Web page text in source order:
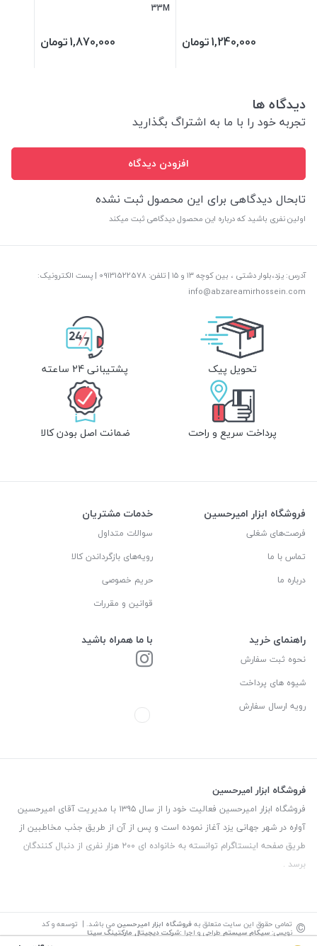
1,240,000تومان
33M
1,870,000تومان
دیدگاه ها
تجربه خود را با ما به اشتراگ بگذارید
افزودن دیدگاه
تابحال دیدگاهی برای این محصول ثبت نشده
اولین نفری باشید که درباره این محصول دیدگاهی ثبت میکند
آدرس: یزد،بلوار دشتی ، بین کوچه ۱۳ و ۱۵ | تلفن: ‎09131522578 | پست الکترونیک:
info@abzareamirhossein.com
تحویل پیک پشتیبانی 24 ساعته
پرداخت سریع و راحت ضمانت اصل بودن کالا
فروشگاه ابزار امیرحسین
فرصت‌های شغلی
تماس با ما
درباره ما
خدمات مشتریان
سوالات متداول
رویه‌های بازگرداندن کالا
حریم خصوصی
قوانین و مقررات
راهنمای خرید
نحوه ثبت سفارش
شیوه های پرداخت
رویه ارسال سفارش
با ما همراه باشید
فروشگاه ابزار امیرحسین
فروشگاه ابزار امیرحسین فعالیت خود را از سال ۱۳۹۵ با مدیریت آقای امیرحسین
آواره در شهر جهانی یزد آغاز نموده است و پس از آن از طریق جذب مخاطبین از
طریق صفحه اینستاگرام توانسته به خانواده ای ۲۰۰ هزار نفری از دنبال کنندگان
برسد .
© تمامی حقوق این سایت متعلق بهفروشگاه ابزار امیرحسین می باشد. | توسعه و کد
نویسی:سپکام سیستم طراحی و اجرا :شرکت دیجیتال مارکتینگ سپتا